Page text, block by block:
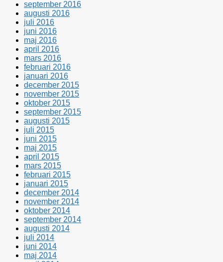
september 2016
augusti 2016
juli 2016
juni 2016
maj 2016
april 2016
mars 2016
februari 2016
januari 2016
december 2015
november 2015
oktober 2015
september 2015
augusti 2015
juli 2015
juni 2015
maj 2015
april 2015
mars 2015
februari 2015
januari 2015
december 2014
november 2014
oktober 2014
september 2014
augusti 2014
juli 2014
juni 2014
maj 2014